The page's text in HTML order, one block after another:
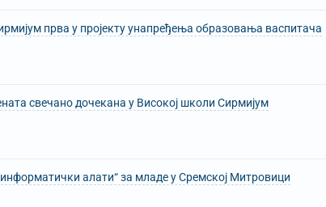
прва у пројекту унапређења образовања васпитача
свечано дочекана у Високој школи Сирмијум
алати“ за младе у Сремској Митровици